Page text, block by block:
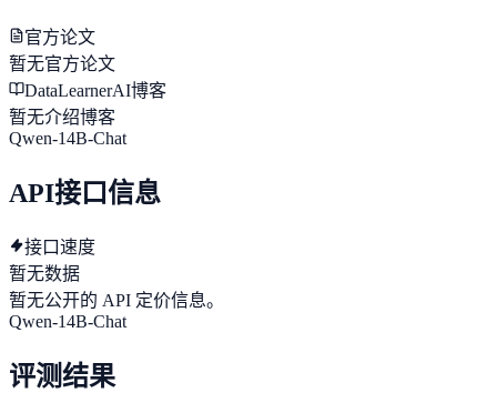
官方论文
暂无官方论文
DataLearnerAI博客
暂无介绍博客
Qwen-14B-Chat
API接口信息
接口速度
暂无数据
暂无公开的 API 定价信息。
Qwen-14B-Chat
评测结果